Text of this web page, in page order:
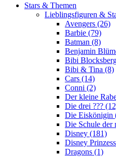
Stars & Themen
Lieblingsfiguren &
Avengers (26)
Barbie (79)
Batman (8)
Benjamin
Bibi
Bibi & Tina (8)
Cars (14)
Conni (2)
Der kleine
Die drei ???
Die Eiskönigin
Die Schule der
Disney (181)
Disney
Dragons (1)